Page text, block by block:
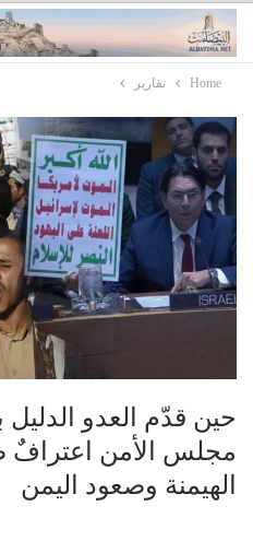
Home تقارير
حين قدّم العدو
مجلس الأمن اعترافٌ
الهيمنة وصعود اليمن